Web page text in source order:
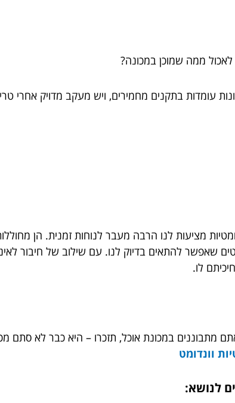
ממה שמוכן במכונה?
עומדות בתקנים מחמירים, ויש מעקב מדויק אחרי
מציעות לנו הרבה מעבר לנוחות זמנית. הן
שאפשר להתאים בדיוק לנו. עם שילוב של חיבור
לו.
מתבוננים במכונת אוכל, תזכרו – היא כבר לא סתם
וונדומט
לנושא: